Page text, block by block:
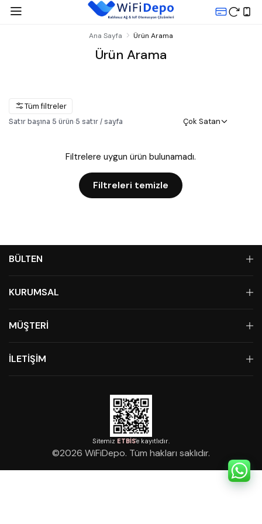
Ana Sayfa Ürün Arama
Ürün Arama
Tüm filtreler
Satır başına 5 ürün·5 satır / sayfa Çok Satan
Filtrelere uygun ürün bulunamadı.
Filtreleri temizle
BÜLTEN
KURUMSAL
MÜŞTERİ
İLETİŞİM
Sitemiz ETBİS'e kayıtlıdır.
©2026 WiFiDepo. Tüm hakları saklıdır.